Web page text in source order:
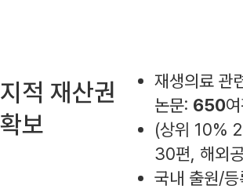
지적 재산권
확보
재생의료 관
논문: 650
(상위 10%
30편, 해외
국내 출원/